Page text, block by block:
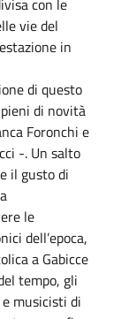
vie del
in
di questo
di novità
Foronchi e
-. Un salto
il gusto di
le
dell’epoca,
a Gabicce
tempo, gli
musicisti di